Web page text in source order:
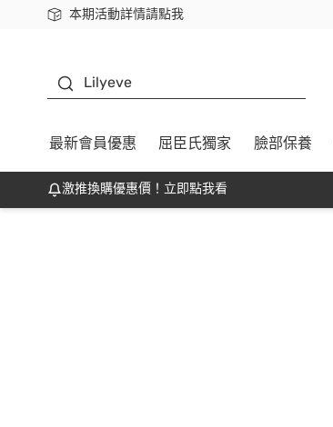
本期活動詳情請點我
下載app最高回饋$350
Lilyeve
最新會員優惠 屈臣氏獨家 臉部保養
激推換購優惠價！立即點我看